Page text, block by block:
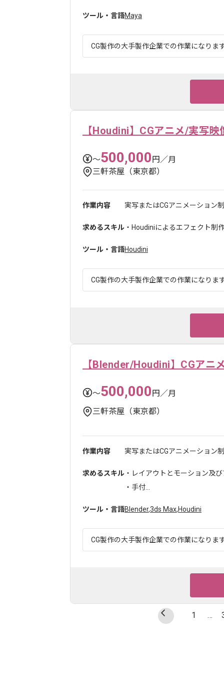
ツール・言語Maya
CG製作の大手製作企業での作業になりま
【Houdini】CGアニメ/実写
〜500,000円／月
三軒茶屋（東京都）
作業内容 実写またはCGアニメーション
求めるスキル ・Houdiniによるエフェクト制
ツール・言語Houdini
CG製作の大手製作企業での作業になりま
【Blender/Houdini】CGアニ
〜500,000円／月
三軒茶屋（東京都）
作業内容 実写またはCGアニメーション
求めるスキル ・レイアウトとモーション及
・手付...
ツール・言語Blender,3ds Max,Houdini
CG製作の大手製作企業での作業になりま
1 …